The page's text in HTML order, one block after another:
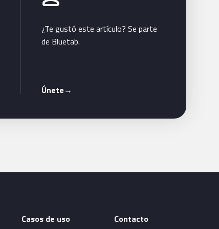
¿Te gustó este artículo? Se parte
de Bluetab.
Únete→
Casos de uso Contacto